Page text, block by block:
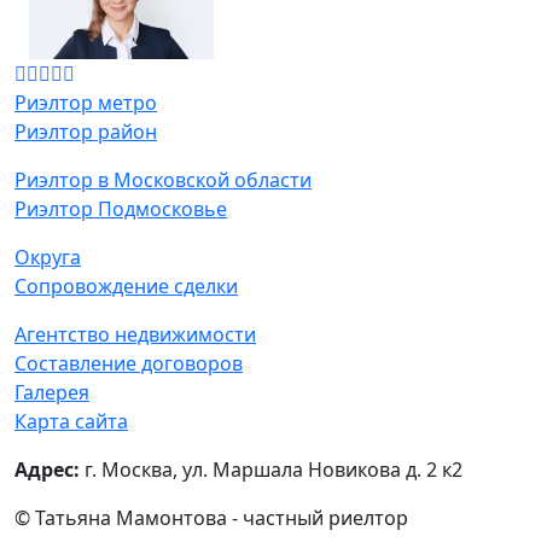
Риэлтор метро
Риэлтор район
Риэлтор в Московской области
Риэлтор Подмосковье
Округа
Сопровождение сделки
Агентство недвижимости
Составление договоров
Галерея
Карта сайта
Адрес: г. Москва, ул. Маршала Новикова д. 2 к2
© Татьяна Мамонтова - частный риелтор